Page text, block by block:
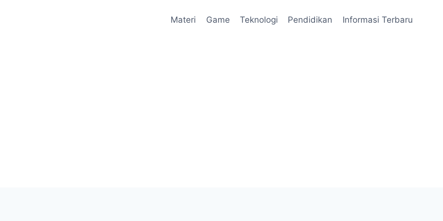
Materi Game Teknologi Pendidikan Informasi Terbaru